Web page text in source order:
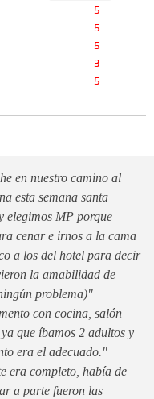
5
5
5
3
5
en nuestro camino al
esta semana santa
elegimos MP porque
cenar e irnos a la cama
a los del hotel para decir
la amabilidad de
problema)"
con cocina, salón
que íbamos 2 adultos y
era el adecuado."
era completo, había de
a parte fueron las